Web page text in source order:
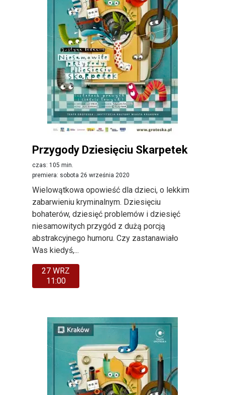
Przygody Dziesięciu Skarpetek
czas: 105 min.
premiera: sobota 26 września 2020
Wielowątkowa opowieść dla dzieci, o lekkim
zabarwieniu kryminalnym. Dziesięciu
bohaterów, dziesięć problemów i dziesięć
niesamowitych przygód z dużą porcją
abstrakcyjnego humoru. Czy zastanawiało
Was kiedyś,...
27 WRZ
11:00